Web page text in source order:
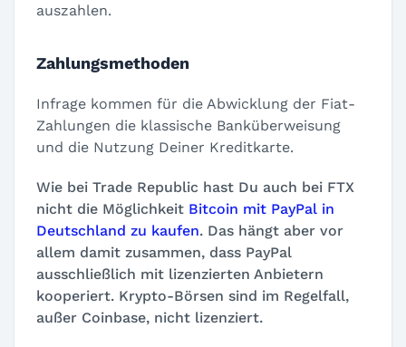
auszahlen.
Zahlungsmethoden
Infrage kommen für die Abwicklung der Fiat-
Zahlungen die klassische Banküberweisung
und die Nutzung Deiner Kreditkarte.
Wie bei Trade Republic hast Du auch bei FTX
nicht die Möglichkeit Bitcoin mit PayPal in
Deutschland zu kaufen. Das hängt aber vor
allem damit zusammen, dass PayPal
ausschließlich mit lizenzierten Anbietern
kooperiert. Krypto-Börsen sind im Regelfall,
außer Coinbase, nicht lizenziert.